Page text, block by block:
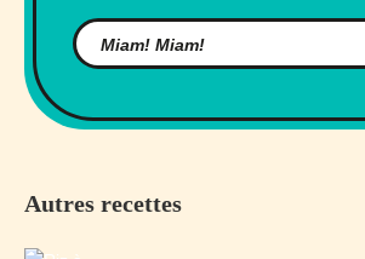
Autres recettes